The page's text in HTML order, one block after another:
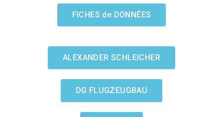
FICHES de DONNÉES
ALEXANDER SCHLEICHER
DG FLUGZEUGBAU